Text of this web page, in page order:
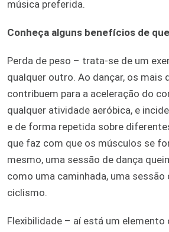
música preferida.
Conheça alguns benefícios de
Perda de peso – trata-se de um
qualquer outro. Ao dançar, os mais
contribuem para a aceleração do
qualquer atividade aeróbica, e
e de forma repetida sobre
que faz com que os músculos se
mesmo, uma sessão de dança
como uma caminhada, uma sessão
ciclismo.
Flexibilidade – aí está um elemento